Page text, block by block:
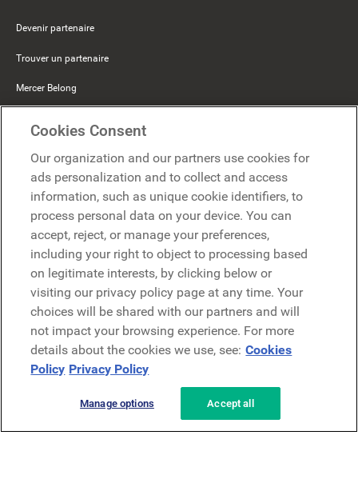
Devenir partenaire
Trouver un partenaire
Mercer Belong
Demander une démo
Demander une démo
Contact
Contact
Politique de confidentialité
Cookies Consent
Our organization and our partners use cookies for
ads personalization and to collect and access
information, such as unique cookie identifiers, to
process personal data on your device. You can
accept, reject, or manage your preferences,
including your right to object to processing based
on legitimate interests, by clicking below or
visiting our privacy policy page at any time. Your
choices will be shared with our partners and will
not impact your browsing experience. For more
details about the cookies we use, see: Cookies
Policy Privacy Policy
Manage options Accept all